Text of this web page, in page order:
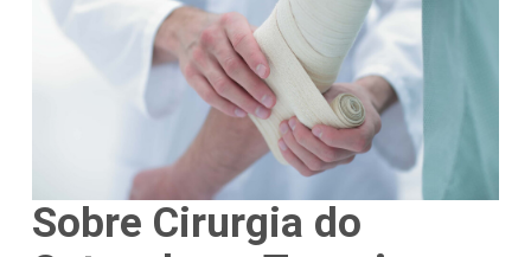
Sobre Cirurgia do